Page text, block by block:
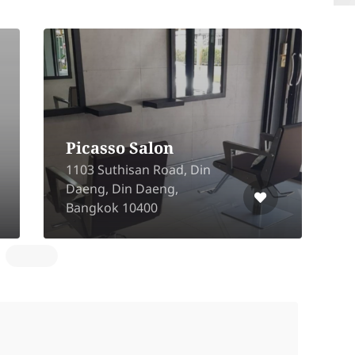
Suwanna Salon
"111 Kanchanaphisek
Road, Tha Raeng
Subdistrict Bang Khen
District, Bangkok 10220",
Anusaori, Bang Khen,
Bangkok, 10220